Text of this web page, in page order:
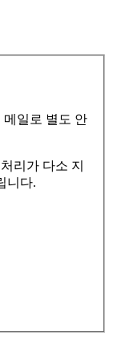
메일로 별도 안
리가 다소 지
니다.